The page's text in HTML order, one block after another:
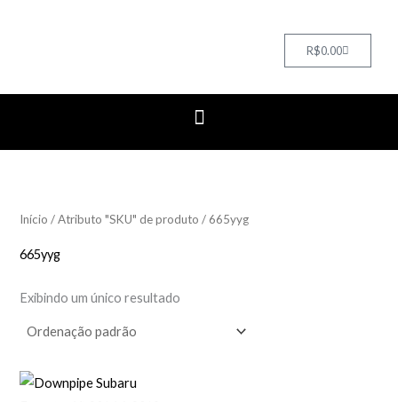
R$0.00Cart
Início / Atributo "SKU" de produto / 665yyg
665yyg
Exibindo um único resultado